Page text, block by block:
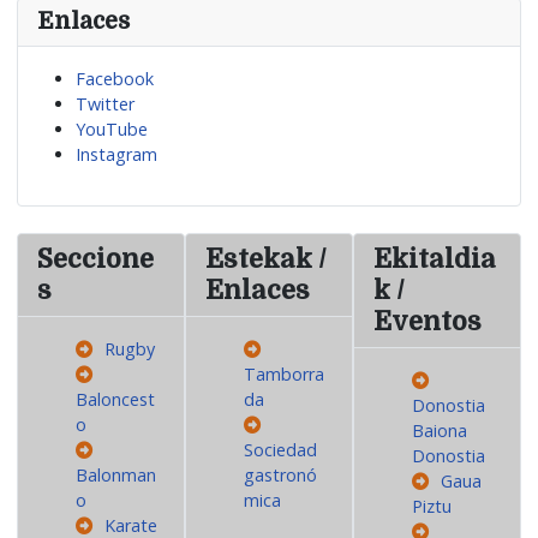
Enlaces
Facebook
Twitter
YouTube
Instagram
Seccione
s
Rugby
Baloncest
o
Balonman
o
Karate
Estekak /
Enlaces
Tamborra
da
Sociedad
gastronó
mica
Ekitaldia
k /
Eventos
Donostia
Baiona
Donostia
Gaua
Piztu